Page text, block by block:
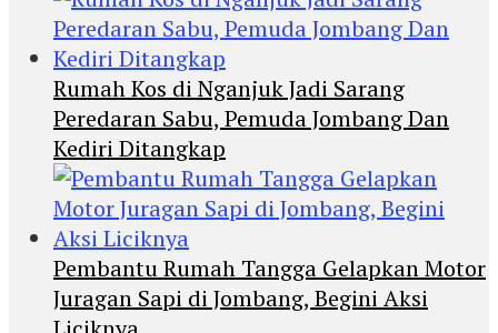
Rumah Kos di Nganjuk Jadi Sarang
Peredaran Sabu, Pemuda Jombang Dan
Kediri Ditangkap
Pembantu Rumah Tangga Gelapkan Motor
Juragan Sapi di Jombang, Begini Aksi